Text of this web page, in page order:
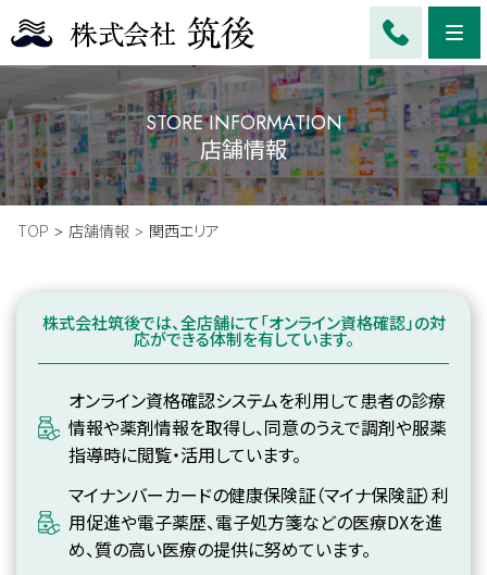
STORE INFORMATION
店舗情報
TOP 店舗情報 関西エリア
株式会社筑後では、全店舗にて「オンライン資格確認」の対
応ができる体制を有しています。
オンライン資格確認システムを利用して患者の診療
情報や薬剤情報を取得し、同意のうえで調剤や服薬
指導時に閲覧・活用しています。
マイナンバーカードの健康保険証（マイナ保険証）利
用促進や電子薬歴、電子処方箋などの医療DXを進
め、質の高い医療の提供に努めています。